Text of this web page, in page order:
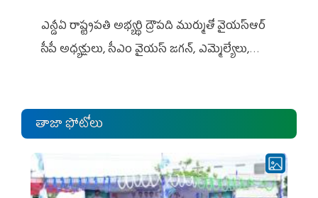
ఎన్డీఏ రాష్ట్ర‌ప‌తి అభ్య‌ర్థి ద్రౌప‌ది ముర్ముతో వైయ‌స్ఆర్
సీపీ అధ్య‌క్షులు, సీఎం వైయ‌స్ జ‌గ‌న్, ఎమ్మెల్యేలు,
తాజా ఫోటోలు